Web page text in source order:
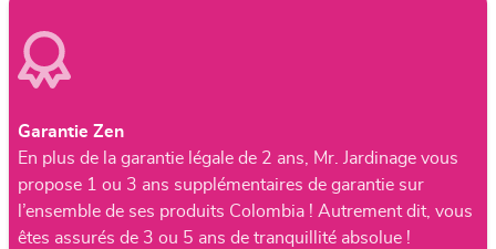
Garantie Zen
En plus de la garantie légale de 2 ans, Mr. Jardinage vous
propose 1 ou 3 ans supplémentaires de garantie sur
l’ensemble de ses produits Colombia ! Autrement dit, vous
êtes assurés de 3 ou 5 ans de tranquillité absolue !